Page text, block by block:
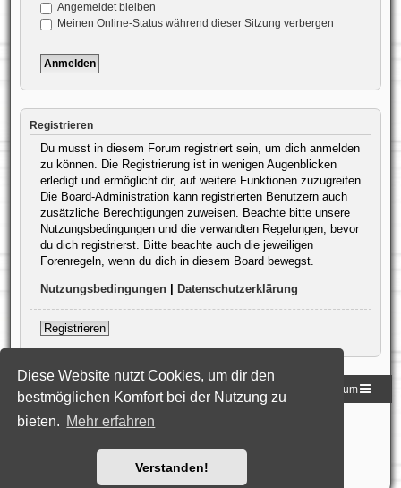
Diese Website nutzt Cookies, um dir den
bestmöglichen Komfort bei der Nutzung zu
bieten. Mehr erfahren
Verstanden!
Angemeldet bleiben
Meinen Online-Status während dieser Sitzung verbergen
Registrieren
Du musst in diesem Forum registriert sein, um dich anmelden
zu können. Die Registrierung ist in wenigen Augenblicken
erledigt und ermöglicht dir, auf weitere Funktionen zuzugreifen.
Die Board-Administration kann registrierten Benutzern auch
zusätzliche Berechtigungen zuweisen. Beachte bitte unsere
Nutzungsbedingungen und die verwandten Regelungen, bevor
du dich registrierst. Bitte beachte auch die jeweiligen
Forenregeln, wenn du dich in diesem Board bewegst.
Nutzungsbedingungen| Datenschutzerklärung
Registrieren
Homepage der DLG Foren-Übersicht Impressum
Powered byphpBB® Forum Software © phpBB Limited
Style: Black-Silver-Split by Joyce&LunaphpBB-Style-Design
Nutzungsbedingungen